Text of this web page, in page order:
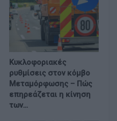
Κυκλοφοριακές
ρυθμίσεις στον κόμβο
Μεταμόρφωσης – Πώς
επηρεάζεται η κίνηση
των…